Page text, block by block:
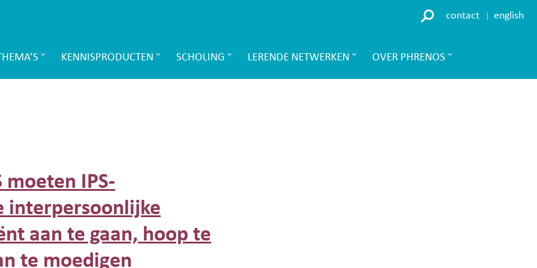
contact english
KENNISPRODUCTEN SCHOLING LERENDE NETWERKEN OVER PHRENOS
IPS-
interpersoonlijke
aan te gaan, hoop te
te moedigen